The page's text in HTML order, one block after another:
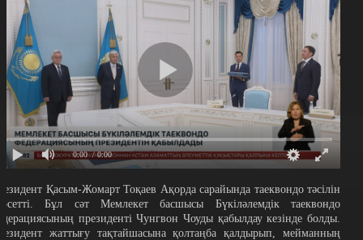
0:00 / 0:00
Қасым-Жомарт Тоқаев Ақорда сарайында таеквондо тәсілін
Бұл сәт Мемлекет басшысы Бүкіләлемдік таеквондо
президенті Чунгвон Чоуды қабылдау кезінде болды.
жаттығу тақтайшасына қолтаңба қалдырып, мейманның